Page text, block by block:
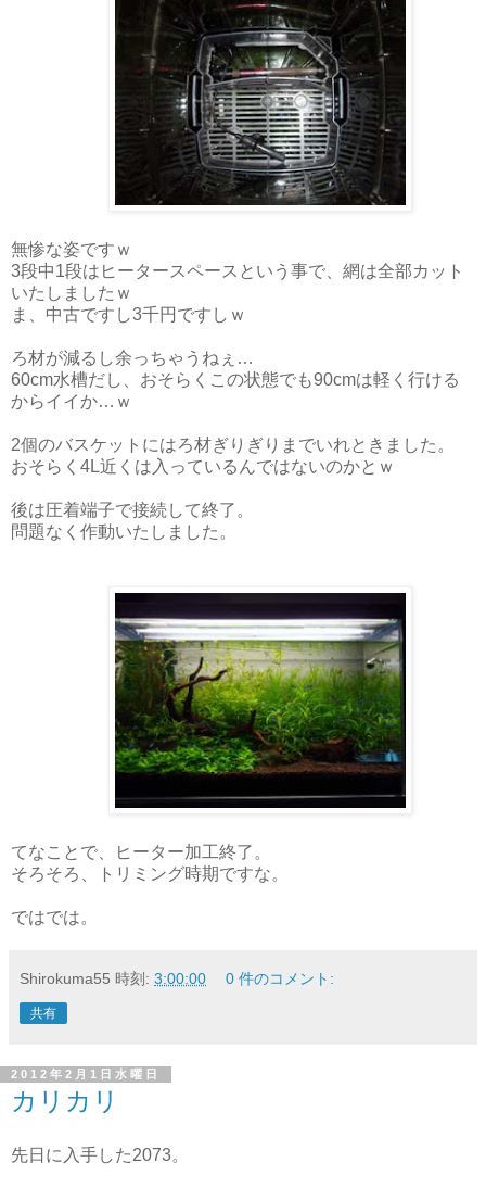
無惨な姿ですｗ
3段中1段はヒータースペースという事で、網は全部カット
いたしましたｗ
ま、中古ですし3千円ですしｗ
ろ材が減るし余っちゃうねぇ…
60cm水槽だし、おそらくこの状態でも90cmは軽く行ける
からイイか…ｗ
2個のバスケットにはろ材ぎりぎりまでいれときました。
おそらく4L近くは入っているんではないのかとｗ
後は圧着端子で接続して終了。
問題なく作動いたしました。
てなことで、ヒーター加工終了。
そろそろ、トリミング時期ですな。
ではでは。
Shirokuma55 時刻: 3:00:00 0 件のコメント:
共有
2012年2月1日水曜日
カリカリ
先日に入手した2073。